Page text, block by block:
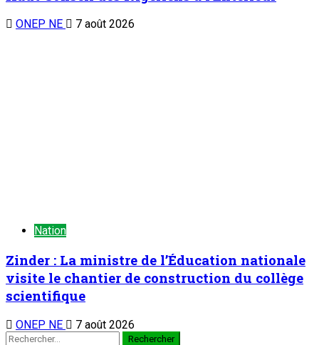
ONEP NE 7 août 2026
Nation
Zinder : La ministre de l’Éducation nationale
visite le chantier de construction du collège
scientifique
ONEP NE
7 août 2026
Rechercher :